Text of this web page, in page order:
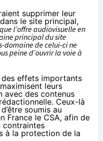
supprimer leur
le site principal,
l’offre audiovisuelle en
principal du site
domaine de celui-ci ne
peine d’ouvrir la voie à
effets importants
leurs
avec des contenus
Ceux-là
soumis au
France le CSA, afin de
contraintes
à la protection de la